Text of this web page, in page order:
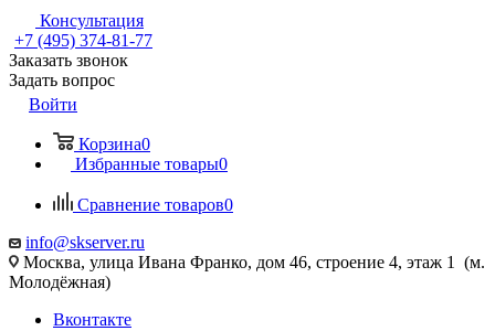
Консультация
+7 (495) 374-81-77
Заказать звонок
Задать вопрос
Войти
Корзина0
Избранные товары0
Сравнение товаров0
info@skserver.ru
Москва, улица Ивана Франко, дом 46, строение 4, этаж 1 (м.
Молодёжная)
Вконтакте